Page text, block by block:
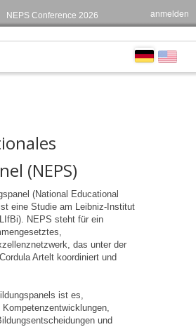
NEPS Conference 2026 anmelden
(NEPS)
(National Educational
eine Studie am Leibniz-Institut
NEPS steht für ein
das unter der
Artelt koordiniert und
ist es,
und